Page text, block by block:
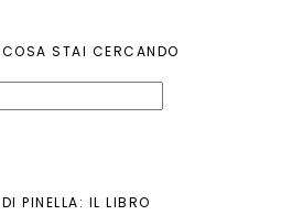
STAI CERCANDO
PINELLA: IL LIBRO